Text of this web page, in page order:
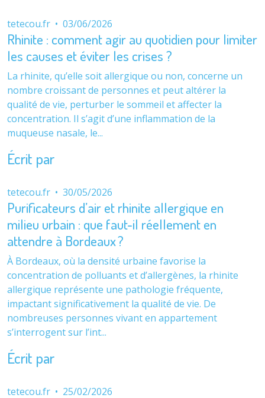
tetecou.fr • 03/06/2026
Rhinite : comment agir au quotidien pour limiter
les causes et éviter les crises ?
La rhinite, qu’elle soit allergique ou non, concerne un
nombre croissant de personnes et peut altérer la
qualité de vie, perturber le sommeil et affecter la
concentration. Il s’agit d’une inflammation de la
muqueuse nasale, le...
Écrit par
tetecou.fr • 30/05/2026
Purificateurs d’air et rhinite allergique en
milieu urbain : que faut-il réellement en
attendre à Bordeaux ?
À Bordeaux, où la densité urbaine favorise la
concentration de polluants et d’allergènes, la rhinite
allergique représente une pathologie fréquente,
impactant significativement la qualité de vie. De
nombreuses personnes vivant en appartement
s’interrogent sur l’int...
Écrit par
tetecou.fr • 25/02/2026